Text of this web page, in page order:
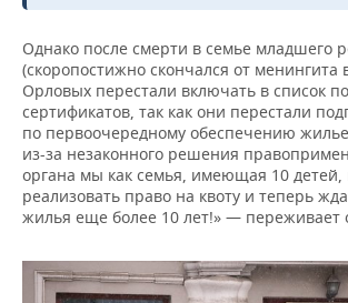
Однако после смерти в семье младшего
(скоропостижно скончался от менингита
Орловых перестали включать в список
сертификатов, так как они перестали
по первоочередному обеспечению
из-за незаконного решения
органа мы как семья, имеющая 10 детей,
реализовать право на квоту и теперь
жилья еще более 10 лет!» — переживает